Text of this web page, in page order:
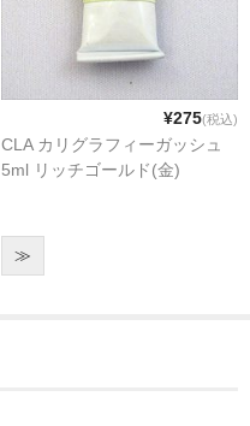
¥275(税込)
CLA カリグラフィーガッシュ
5ml リッチゴールド(金)
≫